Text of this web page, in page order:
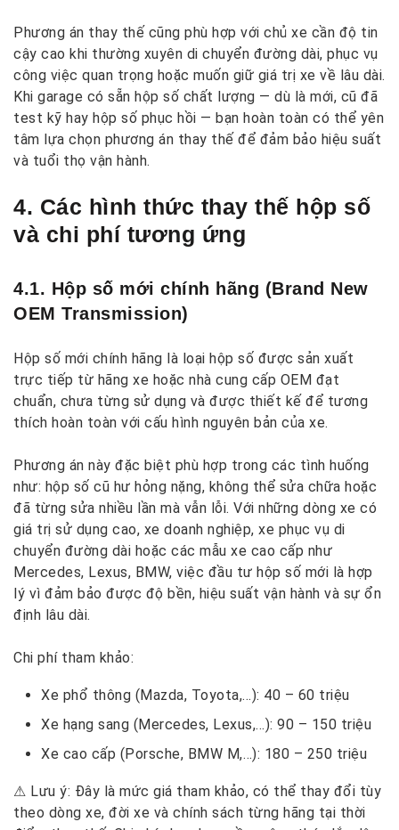
Phương án thay thế cũng phù hợp với chủ xe cần độ tin
cậy cao khi thường xuyên di chuyển đường dài, phục vụ
công việc quan trọng hoặc muốn giữ giá trị xe về lâu dài.
Khi garage có sẵn hộp số chất lượng — dù là mới, cũ đã
test kỹ hay hộp số phục hồi — bạn hoàn toàn có thể yên
tâm lựa chọn phương án thay thế để đảm bảo hiệu suất
và tuổi thọ vận hành.
4. Các hình thức thay thế hộp số
và chi phí tương ứng
4.1. Hộp số mới chính hãng (Brand New
OEM Transmission)
Hộp số mới chính hãng là loại hộp số được sản xuất
trực tiếp từ hãng xe hoặc nhà cung cấp OEM đạt
chuẩn, chưa từng sử dụng và được thiết kế để tương
thích hoàn toàn với cấu hình nguyên bản của xe.
Phương án này đặc biệt phù hợp trong các tình huống
như: hộp số cũ hư hỏng nặng, không thể sửa chữa hoặc
đã từng sửa nhiều lần mà vẫn lỗi. Với những dòng xe có
giá trị sử dụng cao, xe doanh nghiệp, xe phục vụ di
chuyển đường dài hoặc các mẫu xe cao cấp như
Mercedes, Lexus, BMW, việc đầu tư hộp số mới là hợp
lý vì đảm bảo được độ bền, hiệu suất vận hành và sự ổn
định lâu dài.
Chi phí tham khảo:
Xe phổ thông (Mazda, Toyota,…): 40 – 60 triệu
Xe hạng sang (Mercedes, Lexus,…): 90 – 150 triệu
Xe cao cấp (Porsche, BMW M,…): 180 – 250 triệu
⚠ Lưu ý: Đây là mức giá tham khảo, có thể thay đổi tùy
theo dòng xe, đời xe và chính sách từng hãng tại thời